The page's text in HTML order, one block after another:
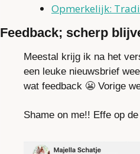
Opmerkelijk:
Feedback; scherp
Meestal krijg ik na het
een leuke nieuwsbrief
wat feedback 😬 Vorige
Shame on me!! Effe op